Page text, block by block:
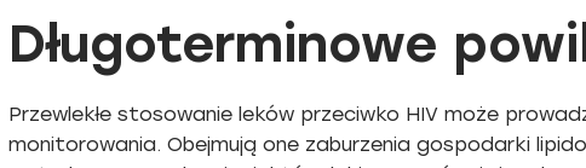
Długoterminowe
Przewlekłe stosowanie leków przeciwko HIV może
monitorowania. Obejmują one zaburzenia gospodarki